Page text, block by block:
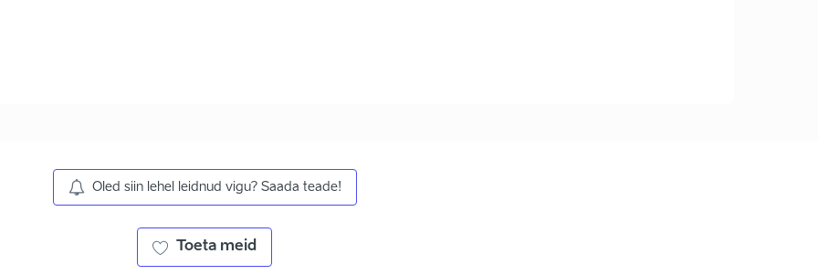
Oled siin lehel leidnud vigu? Saada teade!
Toeta meid